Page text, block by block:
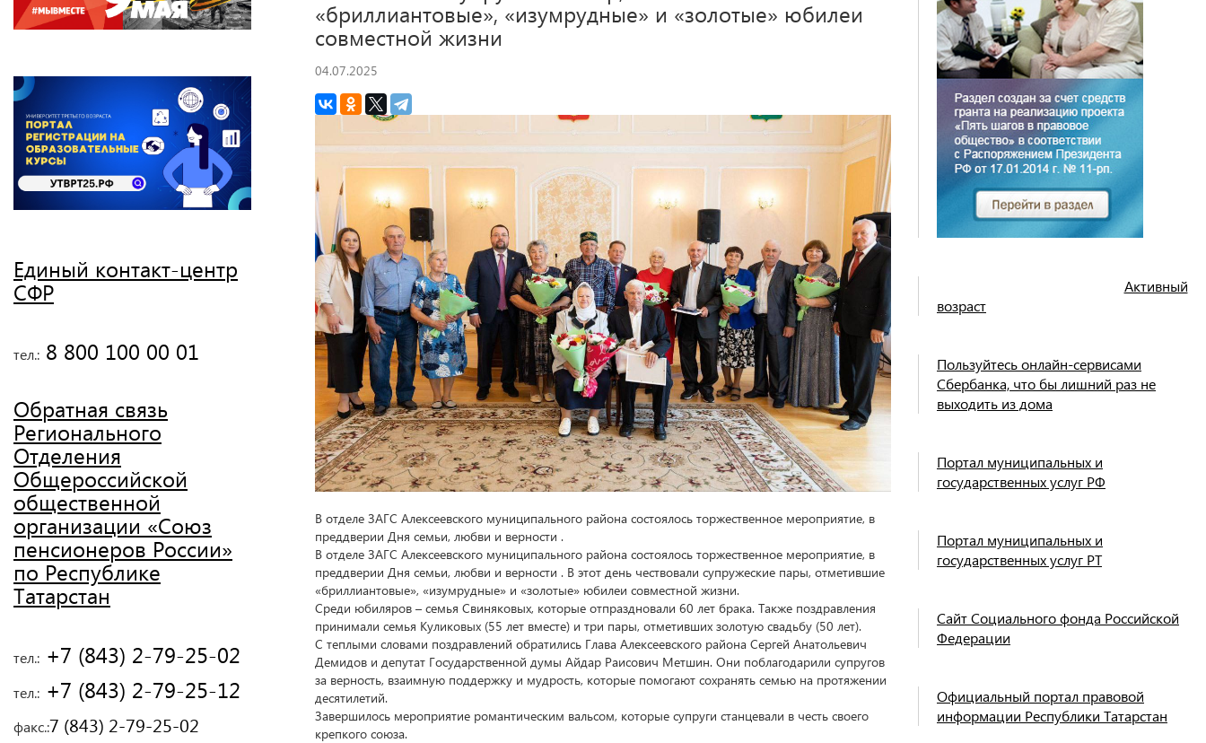
«бриллиантовые», «изумрудные» и «золотые» юбилеи
совместной жизни
04.07.2025
В отделе ЗАГС Алексеевского муниципального района состоялось торжественное мероприятие, в
преддверии Дня семьи, любви и верности .
В отделе ЗАГС Алексеевского муниципального района состоялось торжественное мероприятие, в
преддверии Дня семьи, любви и верности . В этот день чествовали супружеские пары, отметившие
«бриллиантовые», «изумрудные» и «золотые» юбилеи совместной жизни.
Среди юбиляров – семья Свиняковых, которые отпраздновали 60 лет брака. Также поздравления
принимали семья Куликовых (55 лет вместе) и три пары, отметивших золотую свадьбу (50 лет).
С теплыми словами поздравлений обратились Глава Алексеевского района Сергей Анатольевич
Демидов и депутат Государственной думы Айдар Раисович Метшин. Они поблагодарили супругов
за верность, взаимную поддержку и мудрость, которые помогают сохранять семью на протяжении
десятилетий.
Завершилось мероприятие романтическим вальсом, которые супруги станцевали в честь своего
крепкого союза.
Единый контакт-центр
СФР
тел.: 8 800 100 00 01
Обратная связь
Регионального
Отделения
Общероссийской
общественной
организации «Союз
пенсионеров России»
по Республике
Татарстан
тел.: +7 (843) 2-79-25-02
тел.: +7 (843) 2-79-25-12
факс.:7 (843) 2-79-25-02
Активный
возраст
Пользуйтесь онлайн-сервисами
Сбербанка, что бы лишний раз не
выходить из дома
Портал муниципальных и
государственных услуг РФ
Портал муниципальных и
государственных услуг РТ
Сайт Социального фонда Российской
Федерации
Официальный портал правовой
информации Республики Татарстан